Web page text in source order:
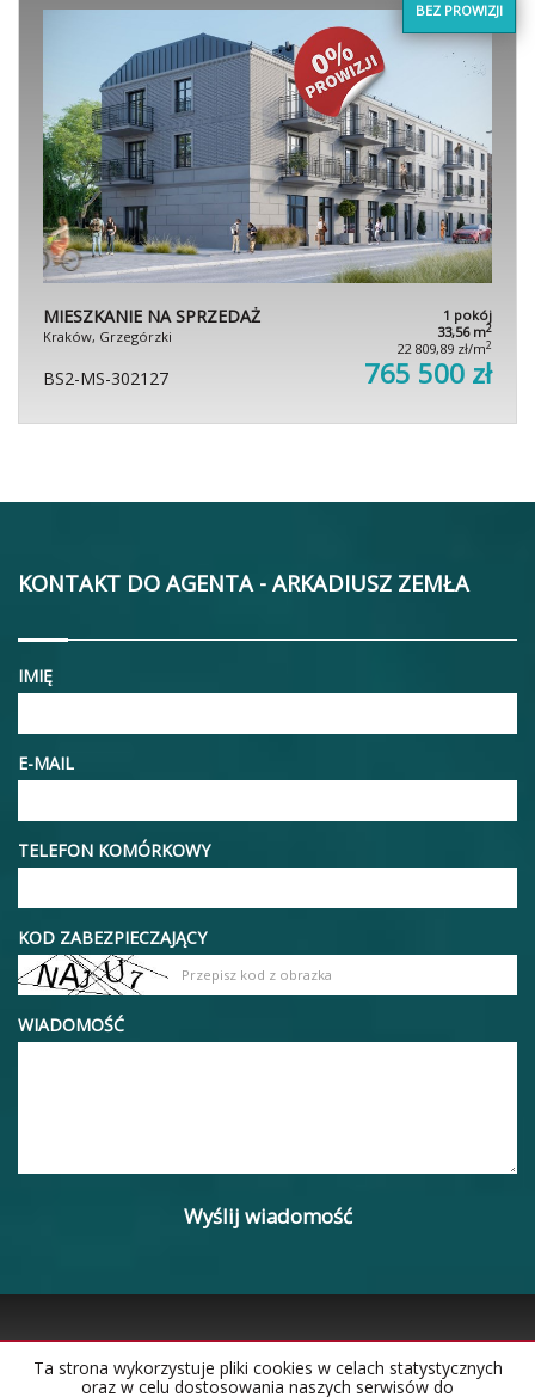
BEZ PROWIZJI
MIESZKANIE NA SPRZEDAŻ
Kraków, Grzegórzki
1 pokój
33,56 m2
22 809,89 zł/m2
BS2-MS-302127 765 500 zł
KONTAKT DO AGENTA - ARKADIUSZ ZEMŁA
IMIĘ
E-MAIL
TELEFON KOMÓRKOWY
KOD ZABEZPIECZAJĄCY
WIADOMOŚĆ
Strona główna Notatnik Kontakt
Ta strona wykorzystuje pliki cookies w celach statystycznych
oraz w celu dostosowania naszych serwisów do